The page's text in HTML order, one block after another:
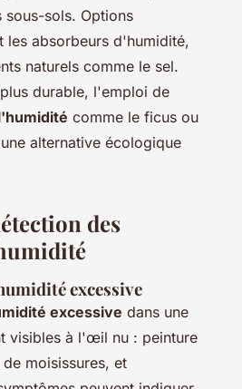
sous-sols. Options
les absorbeurs d'humidité,
naturels comme le sel.
durable, l'emploi de
comme le ficus ou
alternative écologique
des
excessive
excessive dans une
visibles à l'œil nu : peinture
moisissures, et